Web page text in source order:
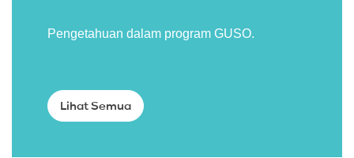
Pengetahuan dalam program GUSO.
Lihat Semua